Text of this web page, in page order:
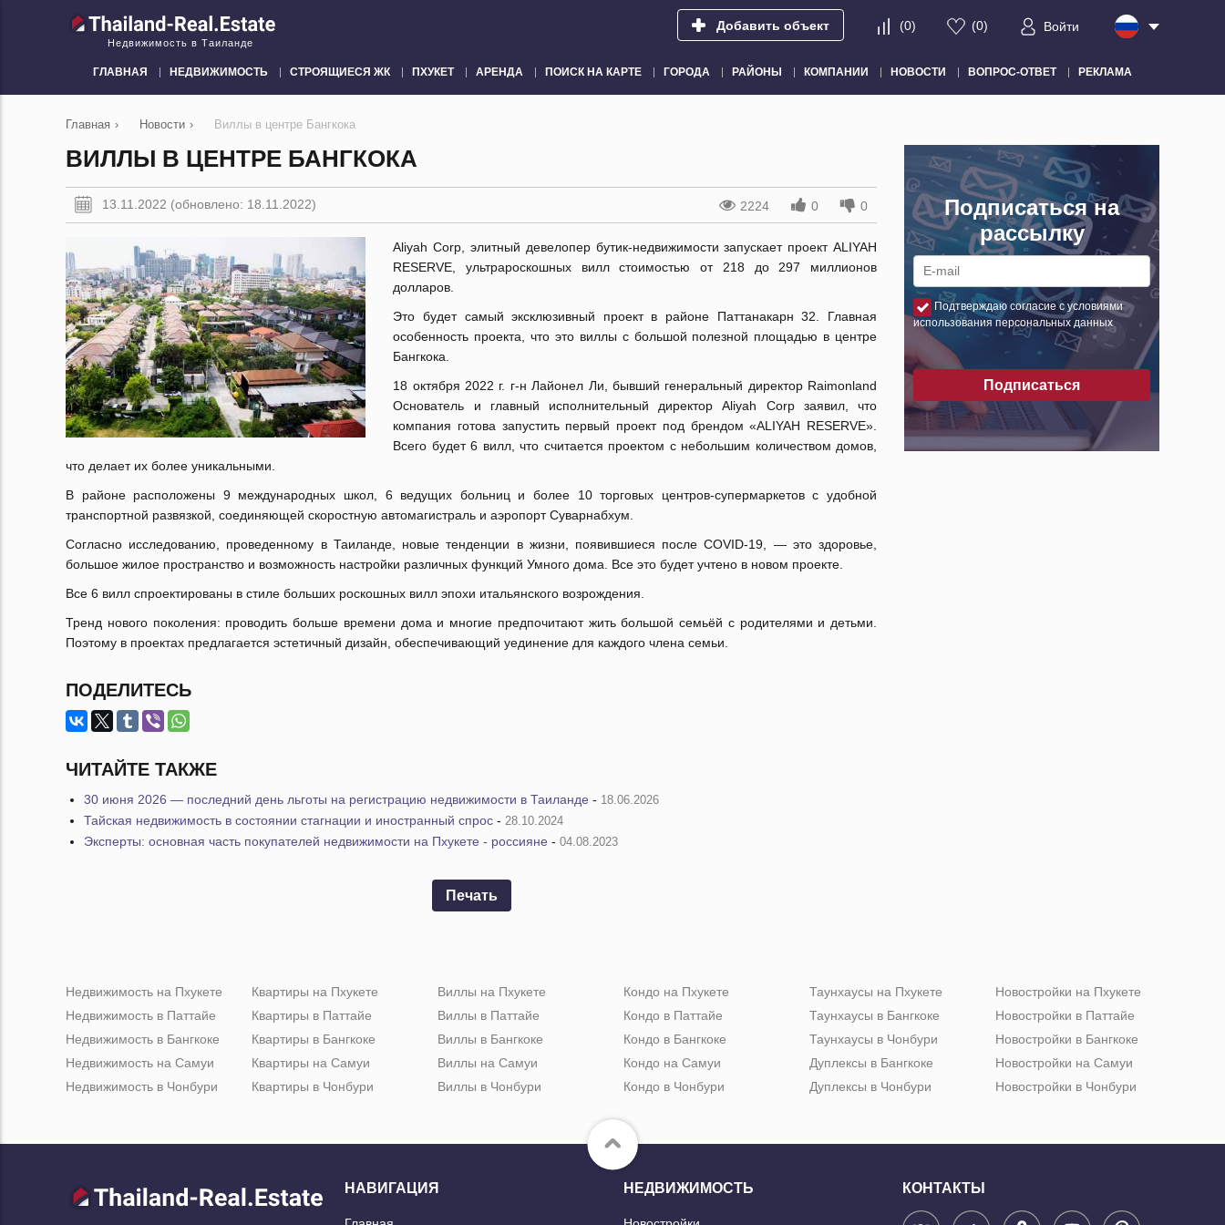
Недвижимость в Таиланде
Добавить объект (0) (0) Войти
ГЛАВНАЯ НЕДВИЖИМОСТЬ СТРОЯЩИЕСЯ ЖК ПХУКЕТ АРЕНДА ПОИСК НА КАРТЕ ГОРОДА РАЙОНЫ КОМПАНИИ НОВОСТИ ВОПРОС-ОТВЕТ РЕКЛАМА
Главная › Новости › Виллы в центре Бангкока
ВИЛЛЫ В ЦЕНТРЕ БАНГКОКА
13.11.2022 (обновлено: 18.11.2022) 2224 0 0
Aliyah Corp, элитный девелопер бутик-недвижимости запускает проект ALIYAH
RESERVE, ультрароскошных вилл стоимостью от 218 до 297 миллионов
долларов.
Это будет самый эксклюзивный проект в районе Паттанакарн 32. Главная
особенность проекта, что это виллы с большой полезной площадью в центре
Бангкока.
18 октября 2022 г. г-н Лайонел Ли, бывший генеральный директор Raimonland
Основатель и главный исполнительный директор Aliyah Corp заявил, что
компания готова запустить первый проект под брендом «ALIYAH RESERVE».
Всего будет 6 вилл, что считается проектом с небольшим количеством домов,
что делает их более уникальными.
В районе расположены 9 международных школ, 6 ведущих больниц и более 10 торговых центров-супермаркетов с удобной
транспортной развязкой, соединяющей скоростную автомагистраль и аэропорт Суварнабхум.
Согласно исследованию, проведенному в Таиланде, новые тенденции в жизни, появившиеся после COVID-19, — это здоровье,
большое жилое пространство и возможность настройки различных функций Умного дома. Все это будет учтено в новом проекте.
Все 6 вилл спроектированы в стиле больших роскошных вилл эпохи итальянского возрождения.
Тренд нового поколения: проводить больше времени дома и многие предпочитают жить большой семьёй с родителями и детьми.
Поэтому в проектах предлагается эстетичный дизайн, обеспечивающий уединение для каждого члена семьи.
ПОДЕЛИТЕСЬ
ЧИТАЙТЕ ТАКЖЕ
30 июня 2026 — последний день льготы на регистрацию недвижимости в Таиланде - 18.06.2026
Тайская недвижимость в состоянии стагнации и иностранный спрос - 28.10.2024
Эксперты: основная часть покупателей недвижимости на Пхукете - россияне - 04.08.2023
Печать
Подписаться на
рассылку
Подтверждаю согласие с условиями
использования персональных данных
Подписаться
Недвижимость на Пхукете
Недвижимость в Паттайе
Недвижимость в Бангкоке
Недвижимость на Самуи
Недвижимость в Чонбури
Квартиры на Пхукете
Квартиры в Паттайе
Квартиры в Бангкоке
Квартиры на Самуи
Квартиры в Чонбури
Виллы на Пхукете
Виллы в Паттайе
Виллы в Бангкоке
Виллы на Самуи
Виллы в Чонбури
Кондо на Пхукете
Кондо в Паттайе
Кондо в Бангкоке
Кондо на Самуи
Кондо в Чонбури
Таунхаусы на Пхукете
Таунхаусы в Бангкоке
Таунхаусы в Чонбури
Дуплексы в Бангкоке
Дуплексы в Чонбури
Новостройки на Пхукете
Новостройки в Паттайе
Новостройки в Бангкоке
Новостройки на Самуи
Новостройки в Чонбури
НАВИГАЦИЯ НЕДВИЖИМОСТЬ КОНТАКТЫ